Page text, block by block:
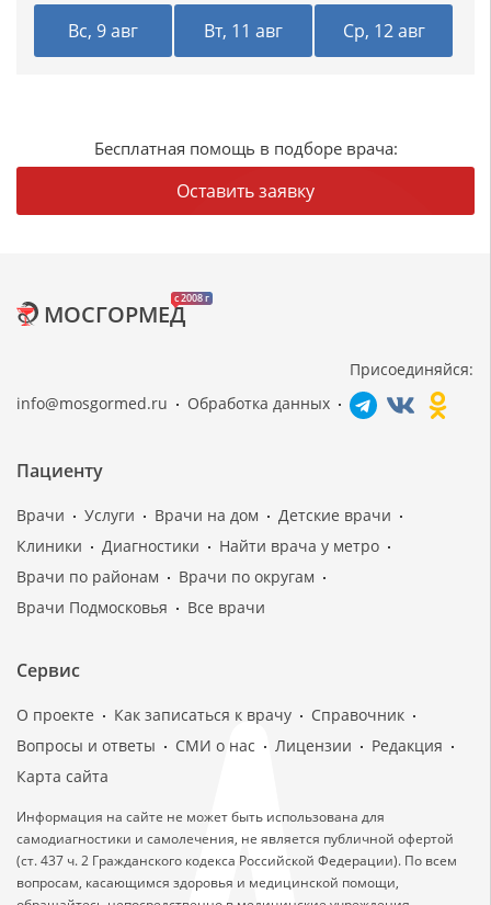
Вс, 9 авг Вт, 11 авг Ср, 12 авг
Бесплатная помощь в подборе врача:
Оставить заявку
c 2008 г
МОСГОРМЕД
info@mosgormed.ru Обработка данных
Присоединяйся:
Пациенту
Врачи Услуги Врачи на дом
Детские врачи
Клиники
Диагностики
Найти врача у метро
Врачи по районам
Врачи по округам
Врачи Подмосковья
Все врачи
Сервис
О проекте Как записаться к врачу
Справочник
Вопросы и ответы
СМИ о нас Лицензии
Редакция
Карта сайта
Информация на сайте не может быть использована для
самодиагностики и самолечения, не является публичной офертой
(ст. 437 ч. 2 Гражданского кодекса Российской Федерации). По всем
вопросам, касающимся здоровья и медицинской помощи,